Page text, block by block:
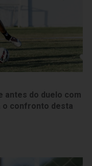
antes do duelo com
o confronto desta